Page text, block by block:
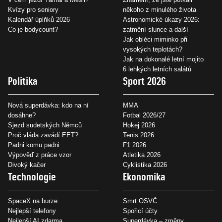
Kvízy pro seniory
Kalendář úplňků 2026
Co je bodycount?
někoho z minulého života
Astronomické úkazy 2026:
zatmění slunce a další
Jak obléci miminko při
vysokých teplotách?
Jak na dokonalé letní mojito
6 lehkých letních salátů
Politika
Nová superdávka: kdo na ní
dosáhne?
Sjezd sudetských Němců
Proč vláda zavádí EET?
Padni komu padni
Výpověď z práce vzor
Divoký kačer
Sport 2026
MMA
Fotbal 2026/27
Hokej 2026
Tenis 2026
F1 2026
Atletika 2026
Cyklistika 2026
Technologie
SpaceX na burze
Nejlepší telefony
Ekonomika
Smrt OSVČ
Spořicí účty